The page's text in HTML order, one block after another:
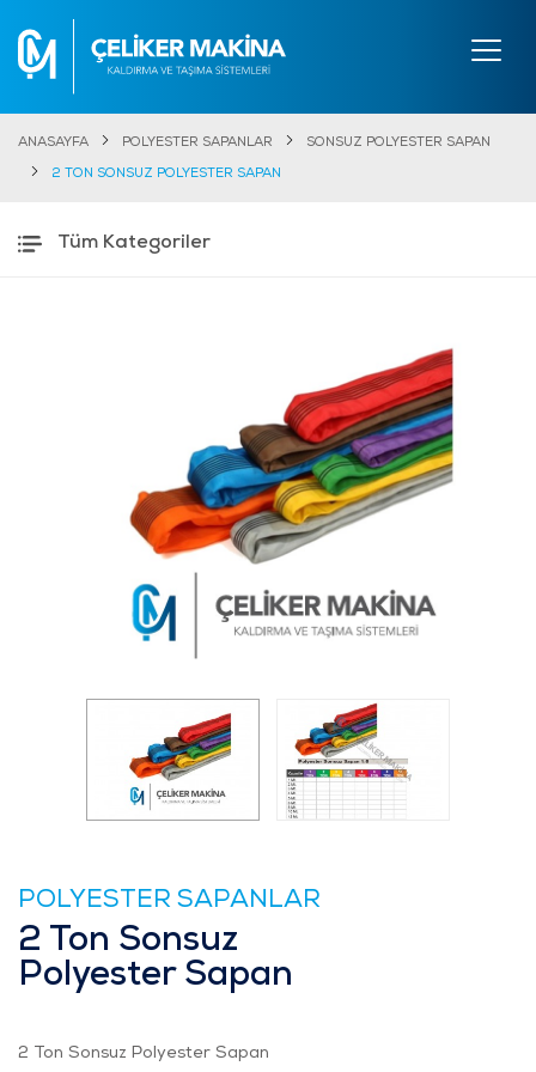
ANASAYFA POLYESTER SAPANLAR SONSUZ POLYESTER SAPAN
2 TON SONSUZ POLYESTER SAPAN
Tüm Kategoriler
POLYESTER SAPANLAR
2 Ton Sonsuz
Polyester Sapan
2 Ton Sonsuz Polyester Sapan